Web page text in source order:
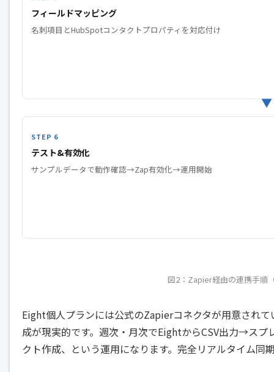
フィールドマッピング
名刺項目とHubSpotコンタクトプロパティを対応付け
テスト&有効化
サンプルデータで動作確認→Zap有効化→運用開始
図2：Zapier経由の連携手順
Eight個人プランには公式のZapierコネクタが用意され
成が現実的です。週次・月次でEightからCSV出力→ス
クト作成、という運用になります。完全リアルタイム同